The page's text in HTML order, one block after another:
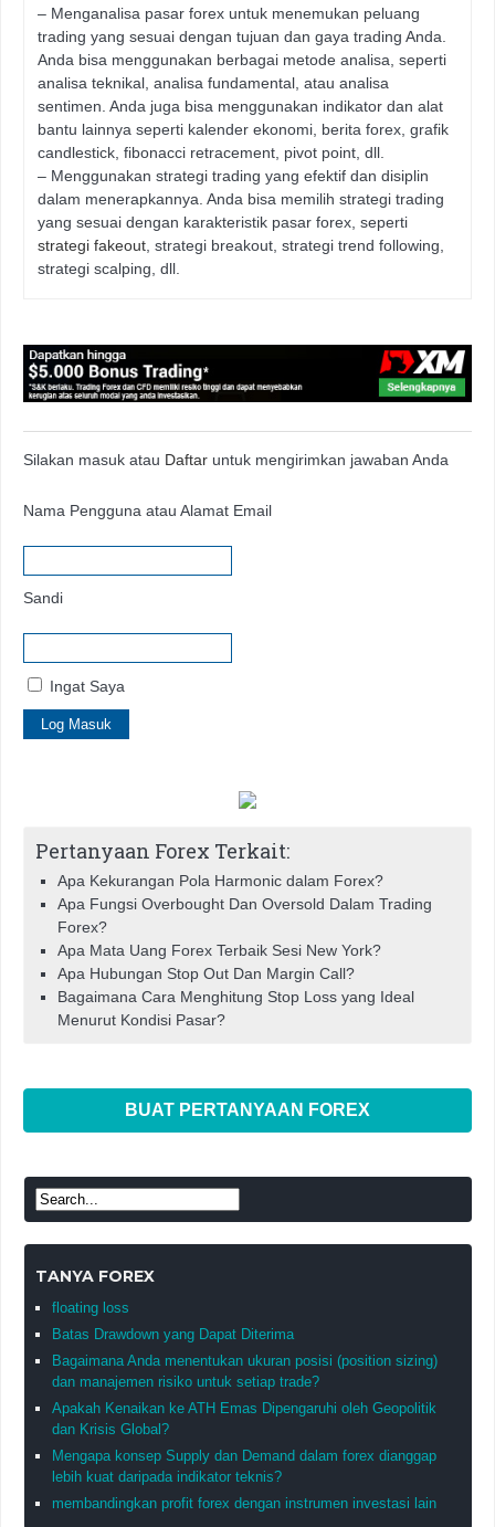
– Menganalisa pasar forex untuk menemukan peluang
trading yang sesuai dengan tujuan dan gaya trading Anda.
Anda bisa menggunakan berbagai metode analisa, seperti
analisa teknikal, analisa fundamental, atau analisa
sentimen. Anda juga bisa menggunakan indikator dan alat
bantu lainnya seperti kalender ekonomi, berita forex, grafik
candlestick, fibonacci retracement, pivot point, dll.
– Menggunakan strategi trading yang efektif dan disiplin
dalam menerapkannya. Anda bisa memilih strategi trading
yang sesuai dengan karakteristik pasar forex, seperti
strategi fakeout , strategi breakout, strategi trend following,
strategi scalping, dll.
Silakan masuk atau Daftar untuk mengirimkan jawaban Anda
Nama Pengguna atau Alamat Email
Sandi
Ingat Saya
Pertanyaan Forex Terkait:
Apa Kekurangan Pola Harmonic dalam Forex?
Apa Fungsi Overbought Dan Oversold Dalam Trading
Forex?
Apa Mata Uang Forex Terbaik Sesi New York?
Apa Hubungan Stop Out Dan Margin Call?
Bagaimana Cara Menghitung Stop Loss yang Ideal
Menurut Kondisi Pasar?
BUAT PERTANYAAN FOREX
TANYA FOREX
floating loss
Batas Drawdown yang Dapat Diterima
Bagaimana Anda menentukan ukuran posisi (position sizing)
dan manajemen risiko untuk setiap trade?
Apakah Kenaikan ke ATH Emas Dipengaruhi oleh Geopolitik
dan Krisis Global?
Mengapa konsep Supply dan Demand dalam forex dianggap
lebih kuat daripada indikator teknis?
membandingkan profit forex dengan instrumen investasi lain